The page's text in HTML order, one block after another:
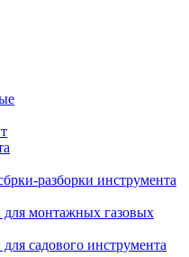
разборки инструмента
для монтажных газовых
садового инструмента